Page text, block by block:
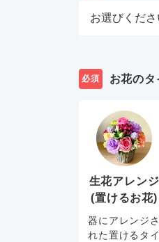
必須 お花のタ
生花アレンジ
(置けるお花)
器にアレンジさ
れた置けるタイ